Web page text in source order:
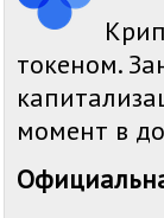
токеном.
момент в